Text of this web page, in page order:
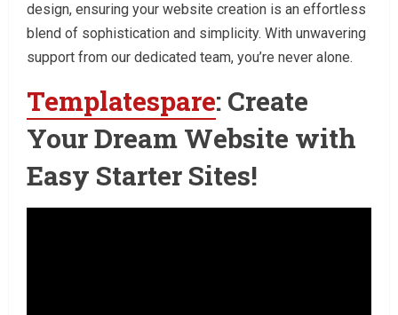
design, ensuring your website creation is an effortless
blend of sophistication and simplicity. With unwavering
support from our dedicated team, you’re never alone.
Templatespare: Create
Your Dream Website with
Easy Starter Sites!